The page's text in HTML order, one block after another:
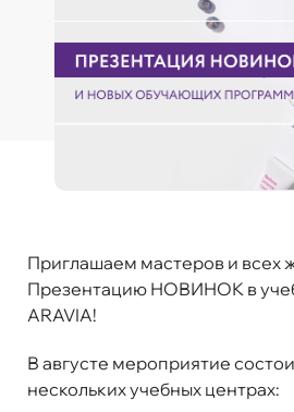
Приглашаем мастеров и всех
Презентацию НОВИНОК в
ARAVIA!
В августе мероприятие
нескольких учебных центрах: